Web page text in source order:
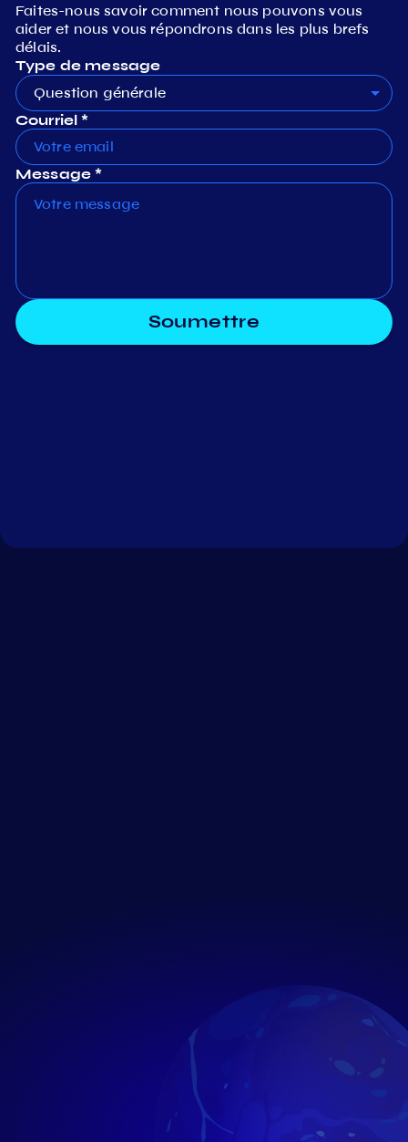
Faites-nous savoir comment nous pouvons vous
aider et nous vous répondrons dans les plus brefs
délais.
Type de message
Question générale
Courriel *
Message *
Soumettre